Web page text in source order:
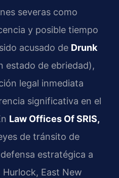
severas como
y posible tiempo
acusado de Drunk
estado de ebriedad),
legal inmediata
significativa en el
Law Offices Of SRIS,
de tránsito de
estratégica a
East New